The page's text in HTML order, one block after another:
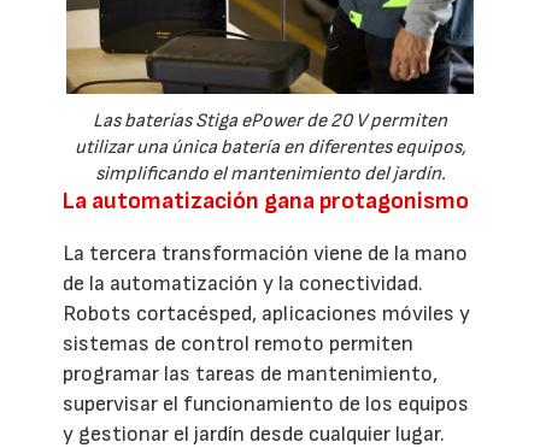
Las baterías Stiga ePower de 20 V permiten
utilizar una única batería en diferentes equipos,
simplificando el mantenimiento del jardín.
La automatización gana protagonismo
La tercera transformación viene de la mano
de la automatización y la conectividad.
Robots cortacésped, aplicaciones móviles y
sistemas de control remoto permiten
programar las tareas de mantenimiento,
supervisar el funcionamiento de los equipos
y gestionar el jardín desde cualquier lugar.